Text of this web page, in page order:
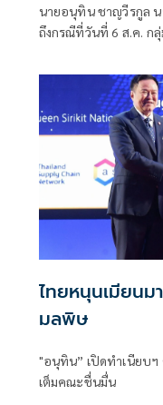
นายอนุทิน ชาญวีรกูล น
ถึงกรณีที่วันที่ 6 ส.ค. ก
การกำชับเพื่อไม่ให้เกิ
ไทยหนุนเมียนมา กลั
มลพิษ
"อนุทิน” เปิดทำเนียบ
เต็มคณะชื่นมื่น